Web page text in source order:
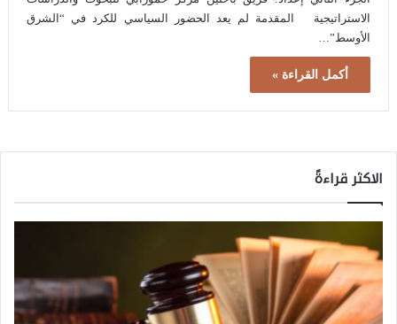
الاستراتيجية المقدمة لم يعد الحضور السياسي للكرد في “الشرق
الأوسط”…
أكمل القراءة »
الاكثر قراءةً